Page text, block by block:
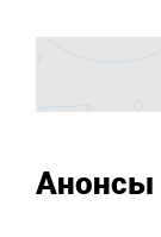
Анонсы